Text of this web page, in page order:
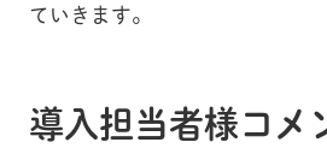
ていきます。
導入担当者様コメ